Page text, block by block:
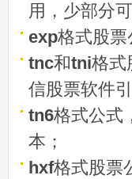
用，少部分
exp格式股
tnc和tni格式
信股票软件
tn6格式公式
本；
hxf格式股票